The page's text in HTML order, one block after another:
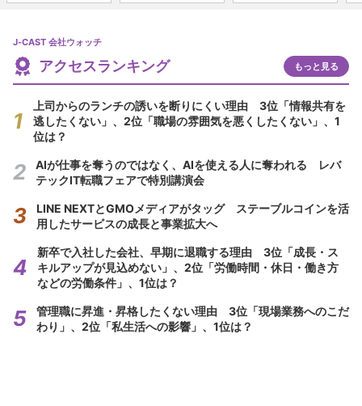
J-CAST 会社ウォッチ
アクセスランキング もっと見る
上司からのランチの誘いを断りにくい理由 3位「情報共有を
逃したくない」、2位「職場の雰囲気を悪くしたくない」、1
位は？
AIが仕事を奪うのではなく、AIを使える人に奪われる レバ
テックIT転職フェアで特別講演会
LINE NEXTとGMOメディアがタッグ ステーブルコインを活
用したサービスの成長と事業拡大へ
新卒で入社した会社、早期に退職する理由 3位「成長・ス
キルアップが見込めない」、2位「労働時間・休日・働き方
などの労働条件」、1位は？
管理職に昇進・昇格したくない理由 3位「現場業務へのこだ
わり」、2位「私生活への影響」、1位は？